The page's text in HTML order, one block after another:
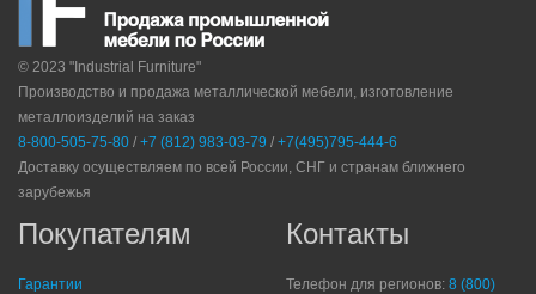
© 2023 "Industrial Furniture"
Производство и продажа металлической мебели, изготовление
металлоизделий на заказ
8-800-505-75-80 / +7 (812) 983-03-79 / +7(495)795-444-6
Доставку осуществляем по всей России, СНГ и странам ближнего
зарубежья
Покупателям
Гарантии
Контакты
Телефон для регионов: 8 (800)